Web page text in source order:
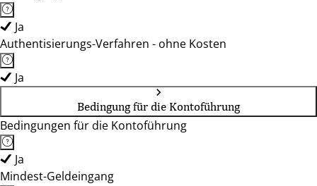
Ja
Authentisierungs-Verfahren - ohne Kosten
Ja
Bedingung für die Kontoführung
Bedingungen für die Kontoführung
Ja
Mindest-Geldeingang